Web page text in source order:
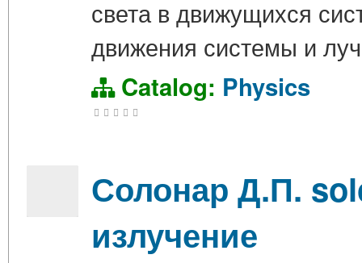
света в движущихся
движения системы и
Catalog: Physics
Солонар Д.П.
излучение